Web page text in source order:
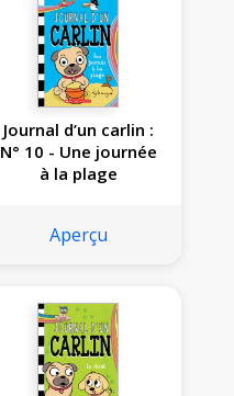
Journal d’un carlin :
N° 10 - Une journée
à la plage
Aperçu